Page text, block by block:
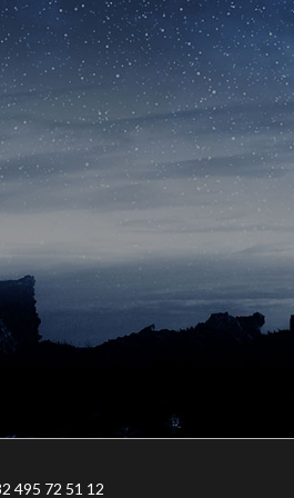
495 72 51 12